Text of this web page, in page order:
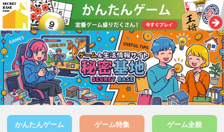
かんたんゲーム ゲーム特集 ゲーム全般